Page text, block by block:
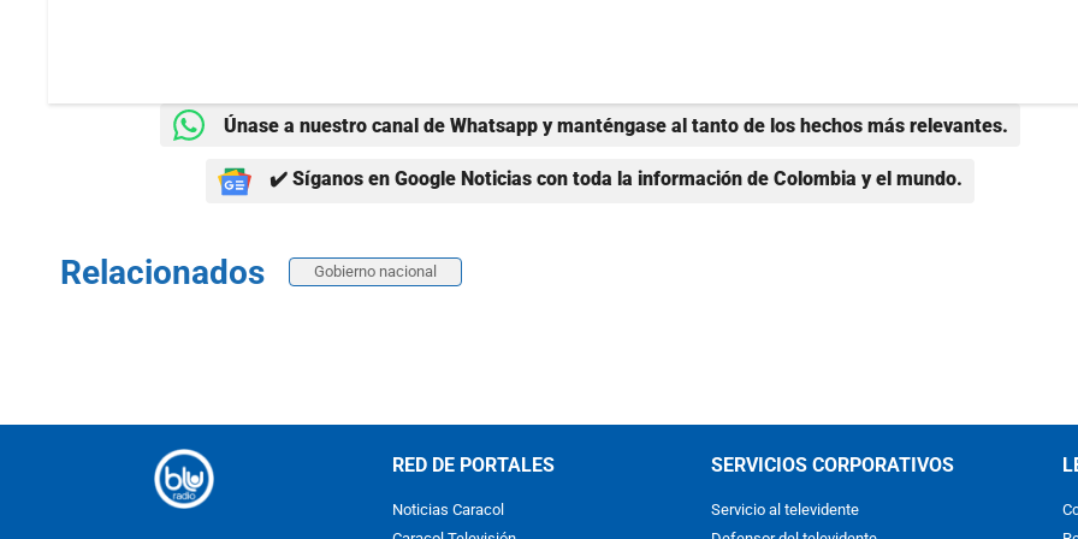
Únase a nuestro canal de Whatsapp y manténgase al tanto de los hechos más relevantes.
✔️ Síganos en Google Noticias con toda la información de Colombia y el mundo.
Relacionados Gobierno nacional
RED DE PORTALES
Noticias Caracol
SERVICIOS CORPORATIVOS
Servicio al televidente